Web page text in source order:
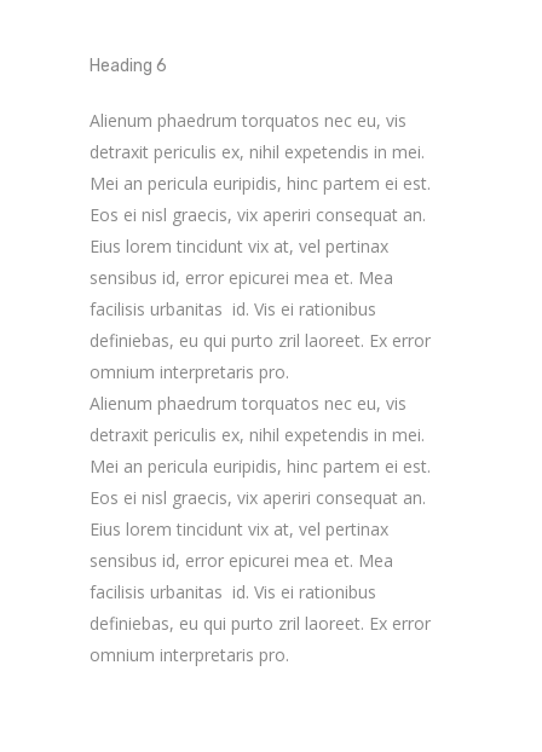
Heading 6
Alienum phaedrum torquatos nec eu, vis
detraxit periculis ex, nihil expetendis in mei.
Mei an pericula euripidis, hinc partem ei est.
Eos ei nisl graecis, vix aperiri consequat an.
Eius lorem tincidunt vix at, vel pertinax
sensibus id, error epicurei mea et. Mea
facilisis urbanitas id. Vis ei rationibus
definiebas, eu qui purto zril laoreet. Ex error
omnium interpretaris pro.
Alienum phaedrum torquatos nec eu, vis
detraxit periculis ex, nihil expetendis in mei.
Mei an pericula euripidis, hinc partem ei est.
Eos ei nisl graecis, vix aperiri consequat an.
Eius lorem tincidunt vix at, vel pertinax
sensibus id, error epicurei mea et. Mea
facilisis urbanitas id. Vis ei rationibus
definiebas, eu qui purto zril laoreet. Ex error
omnium interpretaris pro.